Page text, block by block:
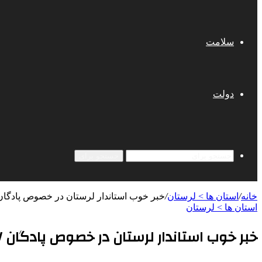
سلامت
دولت
خانه/ استان ها > لرستان/خبر خوب استاندار لرستان در خصوص پادگان
استان ها > لرستان
خبر خوب استاندار لرستان در خصوص پادگان ۰۷